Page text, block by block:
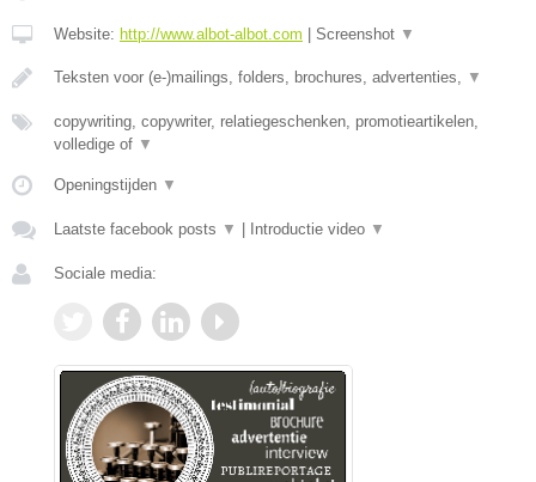
Website: http://www.albot-albot.com | Screenshot ▼
Teksten voor (e-)mailings, folders, brochures, advertenties, ▼
copywriting, copywriter, relatiegeschenken, promotieartikelen,
volledige of ▼
Openingstijden ▼
Laatste facebook posts ▼ | Introductie video ▼
Sociale media: